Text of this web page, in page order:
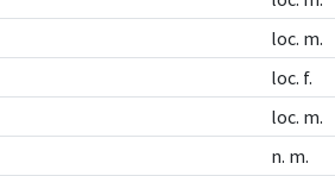
loc. m.
loc. f.
loc. m.
n. m.